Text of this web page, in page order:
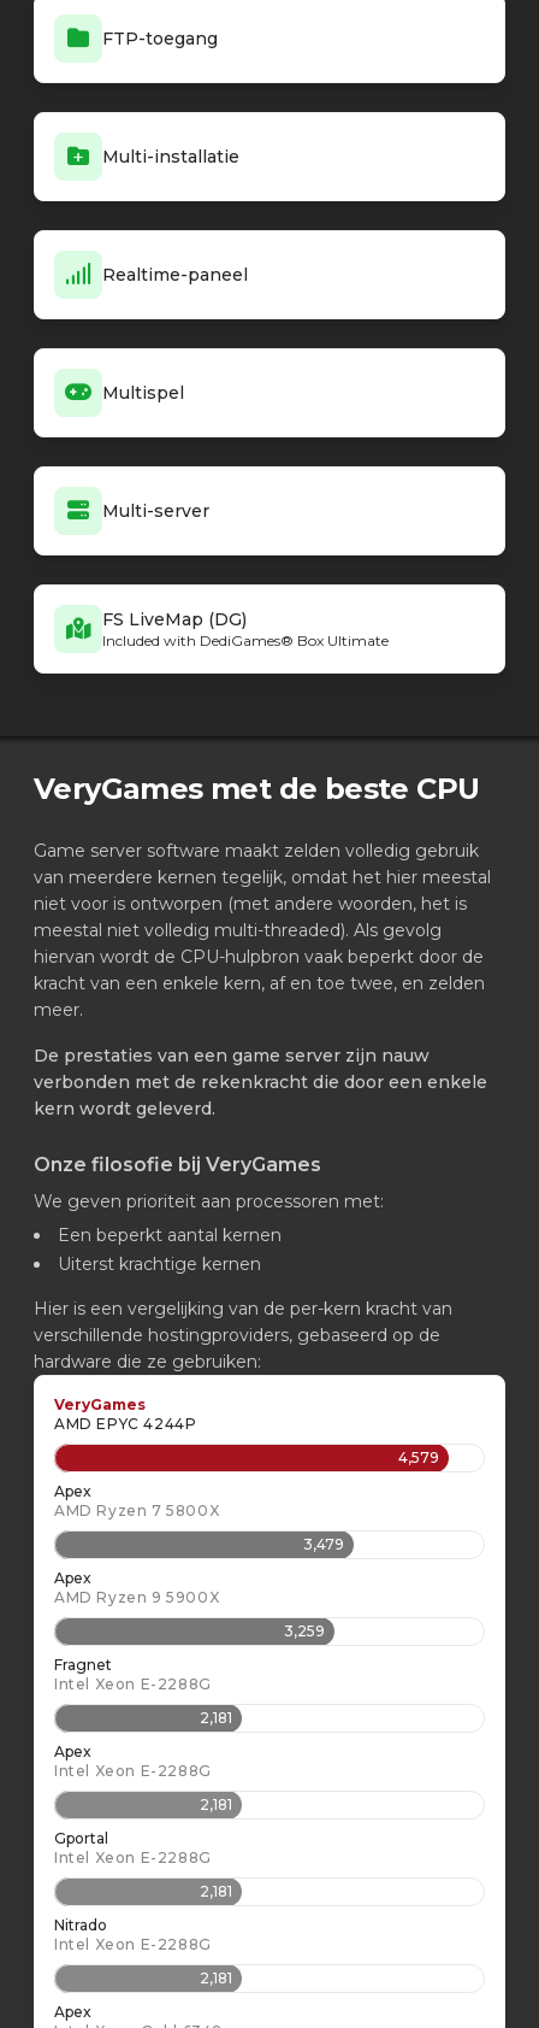
FTP-toegang
Multi-installatie
Realtime-paneel
Multispel
Multi-server
FS LiveMap (DG)
Included with DediGames® Box Ultimate
VeryGames met de beste CPU
Game server software maakt zelden volledig gebruik
van meerdere kernen tegelijk, omdat het hier meestal
niet voor is ontworpen (met andere woorden, het is
meestal niet volledig multi-threaded). Als gevolg
hiervan wordt de CPU-hulpbron vaak beperkt door de
kracht van een enkele kern, af en toe twee, en zelden
meer.
De prestaties van een game server zijn nauw
verbonden met de rekenkracht die door een enkele
kern wordt geleverd.
Onze filosofie bij VeryGames
We geven prioriteit aan processoren met:
Een beperkt aantal kernen
Uiterst krachtige kernen
Hier is een vergelijking van de per-kern kracht van
verschillende hostingproviders, gebaseerd op de
hardware die ze gebruiken:
VeryGames
AMD EPYC 4244P
4,579
Apex
AMD Ryzen 7 5800X
3,479
Apex
AMD Ryzen 9 5900X
3,259
Fragnet
Intel Xeon E-2288G
2,181
Apex
Intel Xeon E-2288G
2,181
Gportal
Intel Xeon E-2288G
2,181
Nitrado
Intel Xeon E-2288G
2,181
Apex